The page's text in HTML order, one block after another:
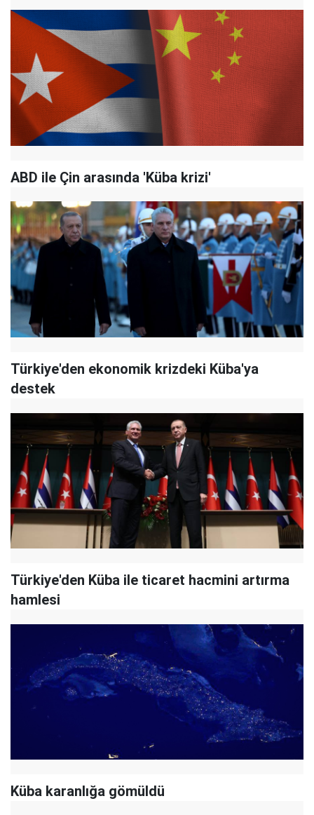
ABD ile Çin arasında 'Küba krizi'
Türkiye'den ekonomik krizdeki Küba'ya
destek
Türkiye'den Küba ile ticaret hacmini artırma
hamlesi
Küba karanlığa gömüldü